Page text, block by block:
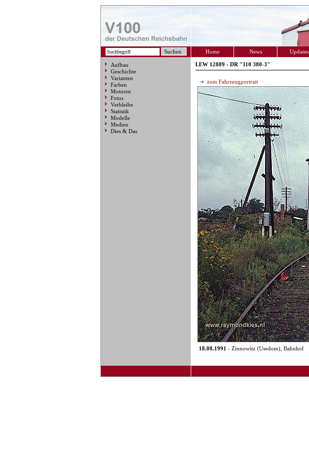
Home News Updates
Aufbau
Geschichte
Varianten
Farben
Motoren
Fotos
Verbleibe
Statistik
Modelle
Medien
Dies & Das
LEW 12889 - DR "110 380-3"
zum Fahrzeugportrait
18.08.1991 - Zinnowitz (Usedom), Bahnhof